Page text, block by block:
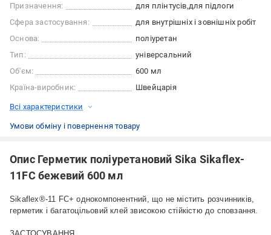
Призначення:
для плінтусів для підлоги
Сфера застосування:
для внутрішніх і зовнішніх робіт
Основа:
поліуретан
Тип:
універсальний
Об'єм:
600 мл
Країна-виробник:
Швейцарія
Всі характеристики
Умови обміну і повернення товару
Опис Герметик поліуретановий Sika Sikaflex-
11FC бежевий 600 мл
Sikaflex®-11 FC+ однокомпонентний, що не містить розчинників,
герметик і багатоцільовий клей звисокою стійкістю до сповзання.